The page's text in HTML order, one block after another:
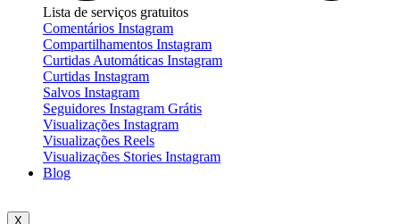
Lista de serviços gratuitos
Comentários Instagram
Compartilhamentos Instagram
Curtidas Automáticas Instagram
Curtidas Instagram
Salvos Instagram
Seguidores Instagram Grátis
Visualizações Instagram
Visualizações Reels
Visualizações Stories Instagram
Blog
X